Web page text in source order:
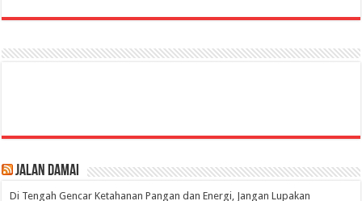
Jalan Damai
Di Tengah Gencar Ketahanan Pangan dan Energi, Jangan Lupakan